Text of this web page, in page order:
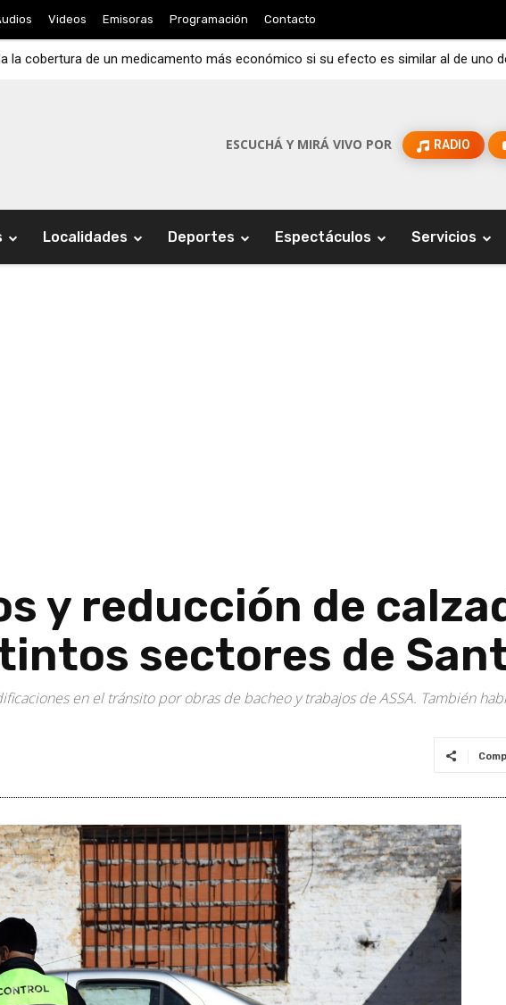
Videos Emisoras Programación Contacto
la cobertura de un medicamento más económico si su efecto es similar al de uno
ESCUCHÁ Y MIRÁ VIVO POR RADIO
Localidades Deportes Espectáculos Servicios
y reducción de
sectores de
en el tránsito por obras de bacheo y trabajos de ASSA. También